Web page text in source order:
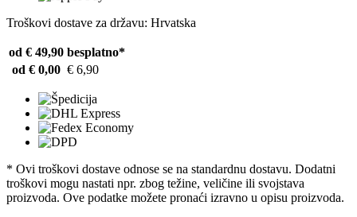
Troškovi dostave za državu: Hrvatska
od € 49,90 besplatno*
od € 0,00 € 6,90
* Ovi troškovi dostave odnose se na standardnu ​​dostavu. Dodatni
troškovi mogu nastati npr. zbog težine, veličine ili svojstava
proizvoda. Ove podatke možete pronaći izravno u opisu proizvoda.